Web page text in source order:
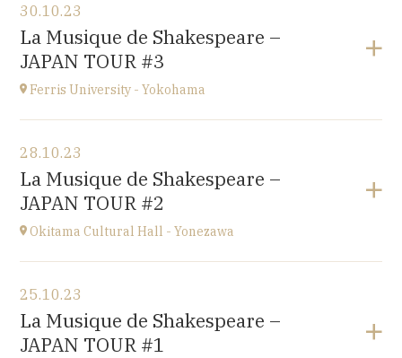
Conservatoire d'Amiens
3 rue Desprez 80000 AMIENS
à15H
30.10.23
La Musique de Shakespeare –
JAPAN TOUR #3
Ferris University - Yokohama
Ferris University - Yokohama
JAPAN
à15H
28.10.23
La Musique de Shakespeare –
JAPAN TOUR #2
Okitama Cultural Hall - Yonezawa
Okitama Cultural Hall - Yonezawa
JAPAN
à15H
25.10.23
La Musique de Shakespeare –
JAPAN TOUR #1